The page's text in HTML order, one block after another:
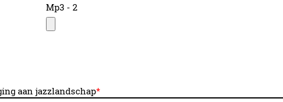
Mp3 - 2
aan jazzlandschap*